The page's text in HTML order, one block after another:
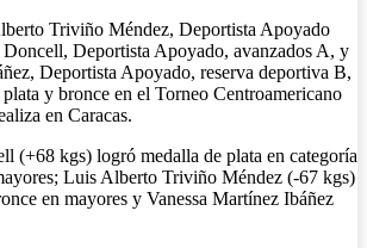
Triviño Méndez, Deportista Apoyado
Deportista Apoyado, avanzados A, y
Deportista Apoyado, reserva deportiva B,
y bronce en el Torneo Centroamericano
en Caracas.
(+68 kgs) logró medalla de plata en categoría
Luis Alberto Triviño Méndez (-67 kgs)
en mayores y Vanessa Martínez Ibáñez